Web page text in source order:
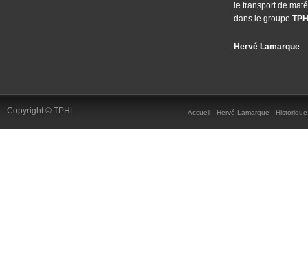
le transport de
dans le groupe
Hervé Lamarque
Copyright © TPHL Accueil Hervé Lamarque Historique